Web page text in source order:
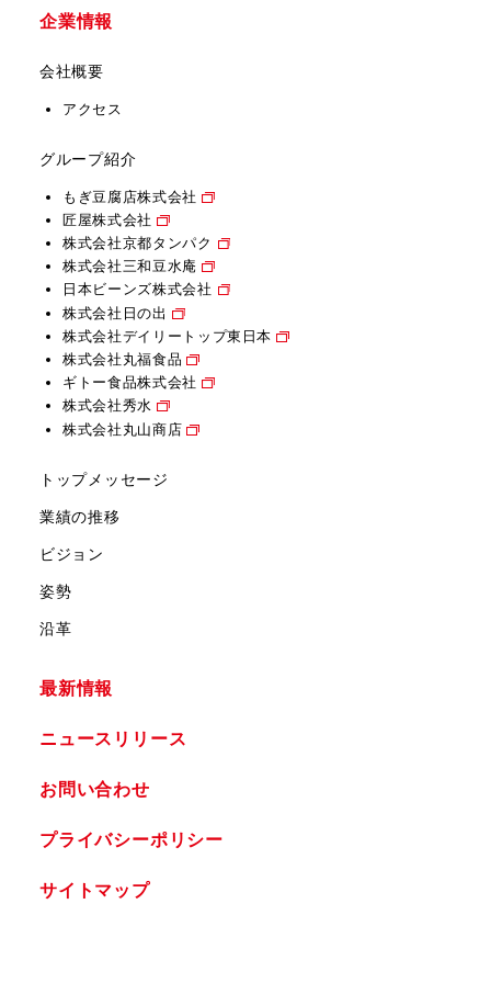
企業情報
会社概要
アクセス
グループ紹介
もぎ豆腐店株式会社
匠屋株式会社
株式会社京都タンパク
株式会社三和豆水庵
日本ビーンズ株式会社
株式会社日の出
株式会社デイリートップ東日本
株式会社丸福食品
ギトー食品株式会社
株式会社秀水
株式会社丸山商店
トップメッセージ
業績の推移
ビジョン
姿勢
沿革
最新情報
ニュースリリース
お問い合わせ
プライバシーポリシー
サイトマップ